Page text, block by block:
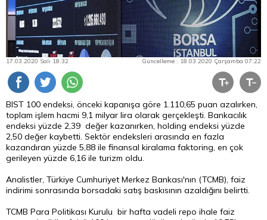
17.03.2020 Salı 18:32 Güncelleme : 18.03.2020 Çarşamba 07:22
BIST 100 endeksi, önceki kapanışa göre 1.110,65 puan azalırken,
toplam işlem hacmi 9,1 milyar lira olarak gerçekleşti. Bankacılık
endeksi yüzde 2,39 değer kazanırken, holding endeksi yüzde
2,50 değer kaybetti. Sektör endeksleri arasında en fazla
kazandıran yüzde 5,88 ile finansal kiralama faktoring, en çok
gerileyen yüzde 6,16 ile turizm oldu.
Analistler, Türkiye Cumhuriyet Merkez Bankası'nın (TCMB), faiz
indirimi sonrasında borsadaki satış baskısının azaldığını belirtti.
TCMB Para Politikası Kurulu bir hafta vadeli repo ihale faiz